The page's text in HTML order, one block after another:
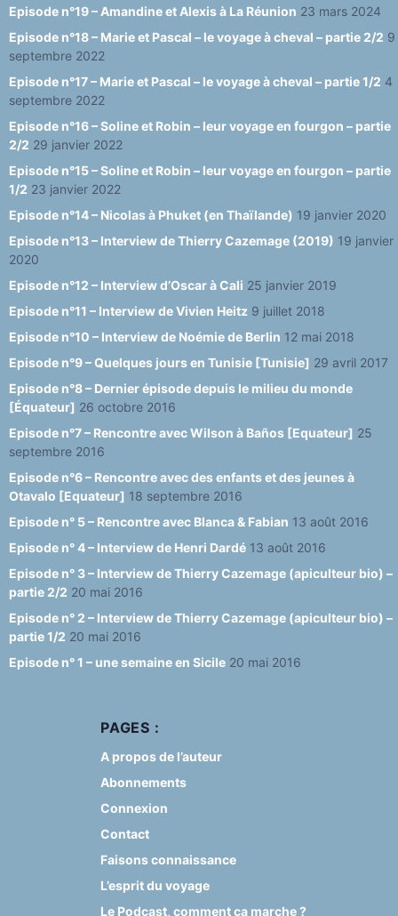
Episode n°19 – Amandine et Alexis à La Réunion 23 mars 2024
Episode n°18 – Marie et Pascal – le voyage à cheval – partie 2/2 9
septembre 2022
Episode n°17 – Marie et Pascal – le voyage à cheval – partie 1/2 4
septembre 2022
Episode n°16 – Soline et Robin – leur voyage en fourgon – partie
2/2 29 janvier 2022
Episode n°15 – Soline et Robin – leur voyage en fourgon – partie
1/2 23 janvier 2022
Episode n°14 – Nicolas à Phuket (en Thaïlande) 19 janvier 2020
Episode n°13 – Interview de Thierry Cazemage (2019) 19 janvier
2020
Episode n°12 – Interview d’Oscar à Cali 25 janvier 2019
Episode n°11 – Interview de Vivien Heitz 9 juillet 2018
Episode n°10 – Interview de Noémie de Berlin 12 mai 2018
Episode n°9 – Quelques jours en Tunisie [Tunisie] 29 avril 2017
Episode n°8 – Dernier épisode depuis le milieu du monde
[Équateur] 26 octobre 2016
Episode n°7 – Rencontre avec Wilson à Baños [Equateur] 25
septembre 2016
Episode n°6 – Rencontre avec des enfants et des jeunes à
Otavalo [Equateur] 18 septembre 2016
Episode n° 5 – Rencontre avec Blanca & Fabian 13 août 2016
Episode n° 4 – Interview de Henri Dardé 13 août 2016
Episode n° 3 – Interview de Thierry Cazemage (apiculteur bio) –
partie 2/2 20 mai 2016
Episode n° 2 – Interview de Thierry Cazemage (apiculteur bio) –
partie 1/2 20 mai 2016
Episode n° 1 – une semaine en Sicile 20 mai 2016
PAGES :
A propos de l’auteur
Abonnements
Connexion
Contact
Faisons connaissance
L’esprit du voyage
Le Podcast, comment ça marche ?